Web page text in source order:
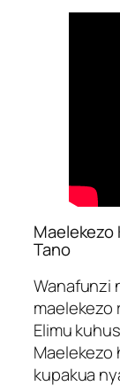
Maelekezo
Tano
Wanafunzi
maelekezo
Elimu
Maelekezo
kupakua